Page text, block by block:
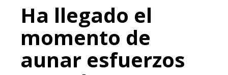
Ha llegado el
momento de
aunar esfuerzos